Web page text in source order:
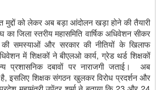
मुद्दों को लेकर अब बड़ा आंदोलन खड़ा होने की तैयारी
जिला स्तरीय महासमिति वार्षिक अधिवेशन सीकर
समस्याओं और सरकार की नीतियों के खिलाफ
में शिक्षकों ने बीएलओ कार्य, ग्रेड थर्ड शिक्षकों
प्रशासनिक दबावों पर नाराजगी जताई। अब
इसलिए शिक्षक संगठन खुलकर विरोध प्रदर्शन और